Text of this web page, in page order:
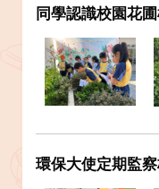
同學認識校園花
環保大使定期監